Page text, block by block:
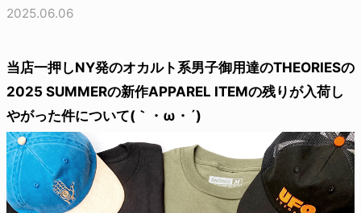
2025.06.06
当店一押しNY発のオカルト系男子御用達のTHEORIESの
2025 SUMMERの新作APPAREL ITEMの残りが入荷し
やがった件について(｀・ω・´)ゝ